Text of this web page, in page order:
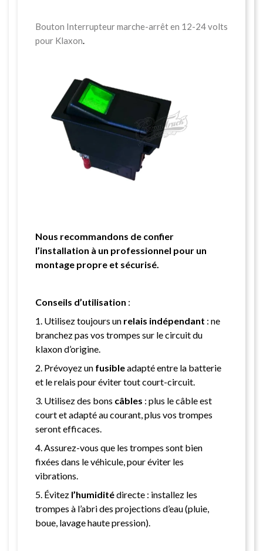
Bouton Interrupteur marche-arrêt en 12-24 volts
pour Klaxon.
Nous recommandons de confier
l’installation à un professionnel pour un
montage propre et sécurisé.
Conseils d’utilisation :
1. Utilisez toujours un relais indépendant : ne
branchez pas vos trompes sur le circuit du
klaxon d’origine.
2. Prévoyez un fusibleadapté entre la batterie
et le relais pour éviter tout court-circuit.
3. Utilisez des bons câbles : plus le câble est
court et adapté au courant, plus vos trompes
seront efficaces.
4. Assurez-vous que les trompes sont bien
fixées dans le véhicule, pour éviter les
vibrations.
5. Évitez l’humiditédirecte : installez les
trompes à l’abri des projections d’eau (pluie,
boue, lavage haute pression).